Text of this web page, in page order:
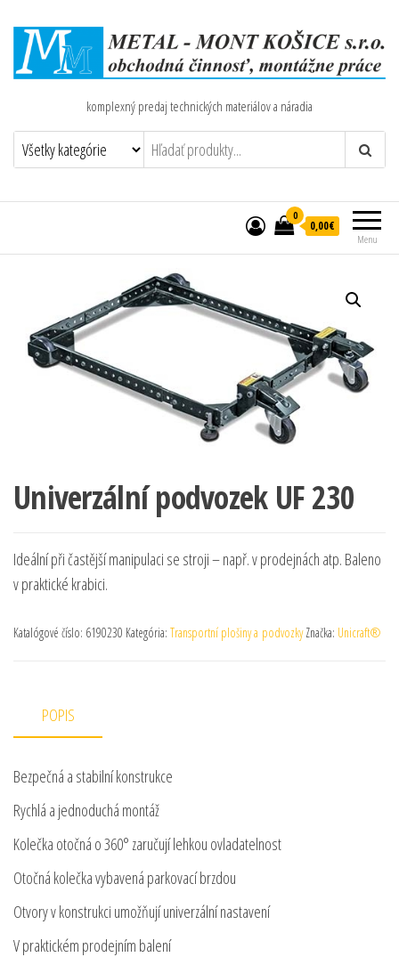
komplexný predaj technických materiálov a náradia
Menu
0
0,00€
Univerzální podvozek UF 230
Ideální při častější manipulaci se stroji – např. v prodejnách atp. Baleno
v praktické krabici.
Katalógové číslo: 6190230 Kategória: Transportní plošiny a podvozky Značka: Unicraft®
POPIS
Bezpečná a stabilní konstrukce
Rychlá a jednoduchá montáž
Kolečka otočná o 360° zaručují lehkou ovladatelnost
Otočná kolečka vybavená parkovací brzdou
Otvory v konstrukci umožňují univerzální nastavení
V praktickém prodejním balení